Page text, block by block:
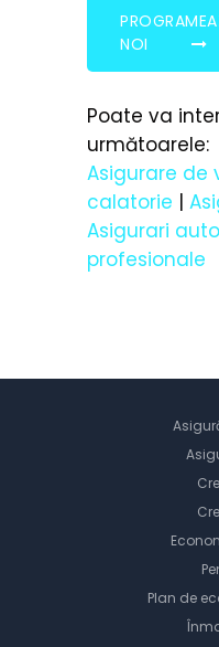
NOI
Poate va
următoarele:
Asigurare de
calatorie |
Asigurari auto
profesionale
Plan de